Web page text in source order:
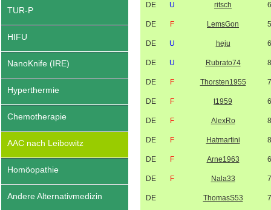
TUR-P
HIFU
NanoKnife (IRE)
Hyperthermie
Chemotherapie
AAC nach Leibowitz
Homöopathie
Andere Alternativmedizin
DE U ritsch
DE F LemsGon
DE U heju
DE U Rubrato74
DE F Thorsten1955
DE F t1959
DE F AlexRo
DE F Hatmartini
DE F Arne1963
DE F Nala33
DE ThomasS53